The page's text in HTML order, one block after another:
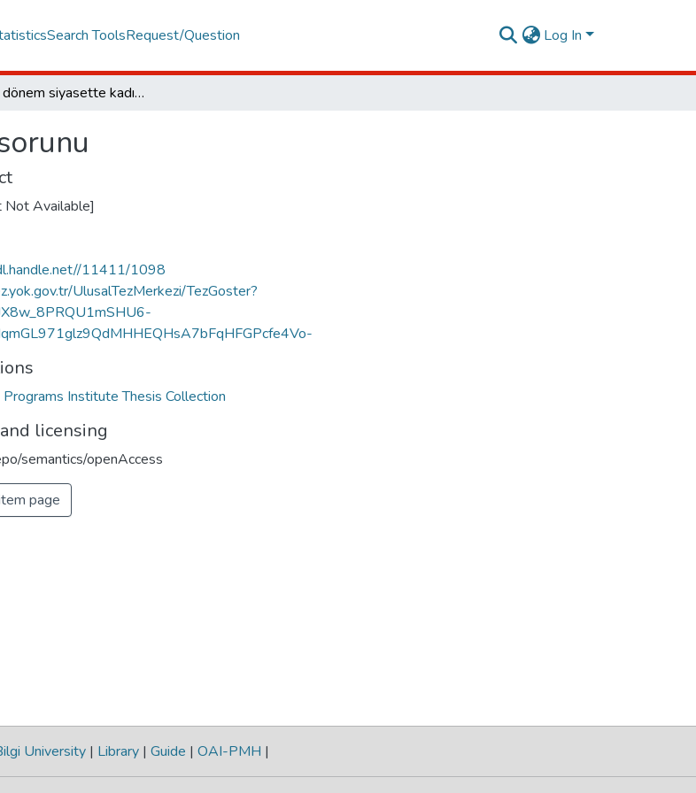
Search ToolsRequest/Question Log In
Yakın dönem siyasette kadın sorunu
Not Available]
11411/1098
UlusalTezMerkezi/TezGoster?
Programs Institute Thesis Collection
licensing
semantics/openAccess
page
University | Library | Guide | OAI-PMH |